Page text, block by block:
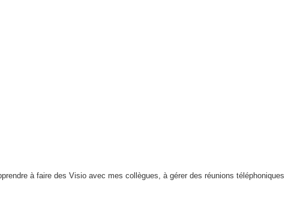
à faire des Visio avec mes collègues, à gérer des réunions téléphoniques